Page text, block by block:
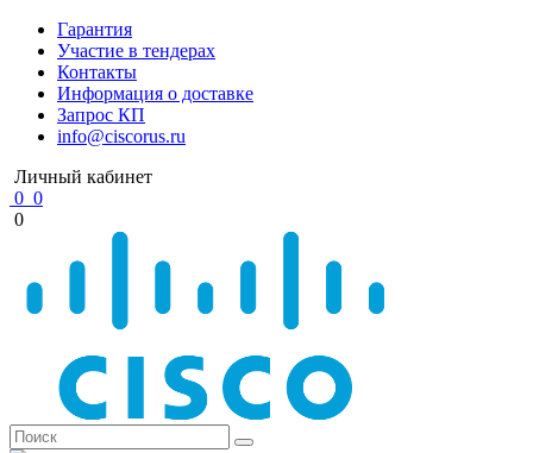
Гарантия
Участие в тендерах
Контакты
Информация о доставке
Запрос КП
info@ciscorus.ru
Личный кабинет
0 0
0